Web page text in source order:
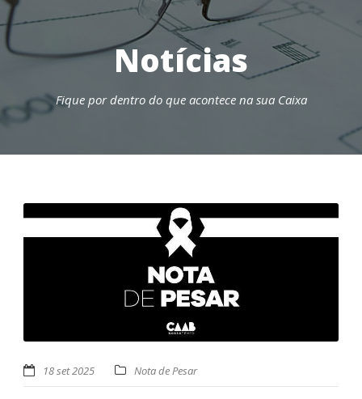
Notícias
Fique por dentro do que acontece na sua Caixa
18 set 2025 Nota de Pesar